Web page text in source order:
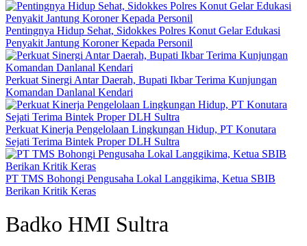
Pentingnya Hidup Sehat, Sidokkes Polres Konut Gelar Edukasi
Penyakit Jantung Koroner Kepada Personil
Perkuat Sinergi Antar Daerah, Bupati Ikbar Terima Kunjungan
Komandan Danlanal Kendari
Perkuat Kinerja Pengelolaan Lingkungan Hidup, PT Konutara
Sejati Terima Bintek Proper DLH Sultra
PT TMS Bohongi Pengusaha Lokal Langgikima, Ketua SBIB
Berikan Kritik Keras
Badko HMI Sultra